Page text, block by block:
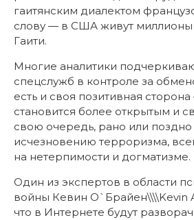
гаитянским диалектом
слову — в США живут миллионы
Гаити.
Многие аналитики
спецслужб в контроле за
есть и своя позитивная
становится более открытым и
свою очередь, рано или
исчезновению терроризма,
на нетерпимости и догматизме.
Один из экспертов в области
войны Кевин О`Брайен\\\\Kevin
что в Интернете будут